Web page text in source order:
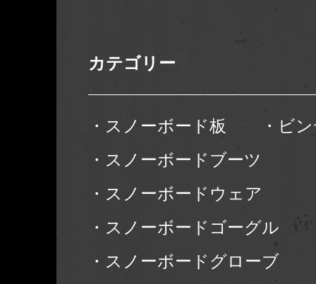
カテゴリー
・スノーボード板
・ビ
・スノーボードブーツ
・スノーボードウェア
・スノーボードゴーグル
・スノーボードグローブ